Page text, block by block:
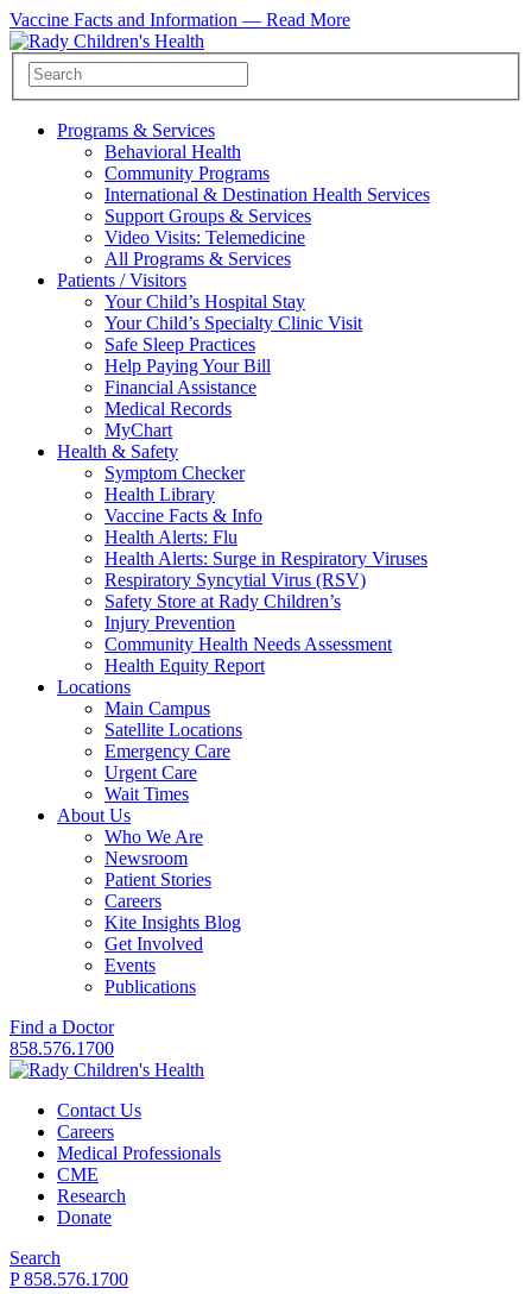
Vaccine Facts and Information — Read More
Programs & Services
Behavioral Health
Community Programs
International & Destination Health Services
Support Groups & Services
Video Visits: Telemedicine
All Programs & Services
Patients / Visitors
Your Child’s Hospital Stay
Your Child’s Specialty Clinic Visit
Safe Sleep Practices
Help Paying Your Bill
Financial Assistance
Medical Records
MyChart
Health & Safety
Symptom Checker
Health Library
Vaccine Facts & Info
Health Alerts: Flu
Health Alerts: Surge in Respiratory Viruses
Respiratory Syncytial Virus (RSV)
Safety Store at Rady Children’s
Injury Prevention
Community Health Needs Assessment
Health Equity Report
Locations
Main Campus
Satellite Locations
Emergency Care
Urgent Care
Wait Times
About Us
Who We Are
Newsroom
Patient Stories
Careers
Kite Insights Blog
Get Involved
Events
Publications
Find a Doctor
858.576.1700
Contact Us
Careers
Medical Professionals
CME
Research
Donate
Search
P 858.576.1700